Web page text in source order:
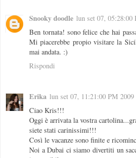
Snooky doodle lun set 07, 05:28:00
Ben tornata! sono felice che hai
Mi piacerebbe propio visitare la
mai andata. :)
Rispondi
Erika lun set 07, 11:21:00 PM 2009
Ciao Kris!!!
Oggi è arrivata la vostra
siete stati carinissimi!!!
Così le vacanze sono finite e
Noi a Dubai ci siamo divertiti un